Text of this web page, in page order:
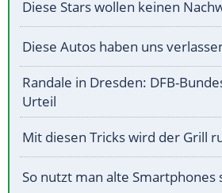
Diese Stars wollen keinen
Diese Autos haben uns
Randale in Dresden: DFB-
Urteil
Mit diesen Tricks wird der Grill
So nutzt man alte Smartphones